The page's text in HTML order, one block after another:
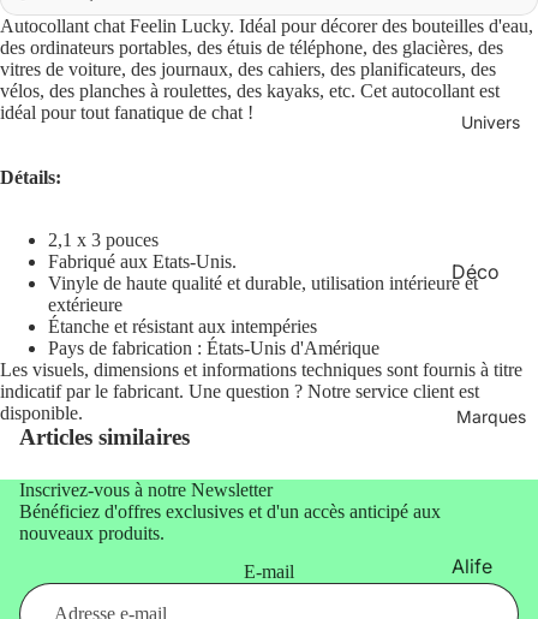
Moins
de 20 €
0 € – 50
Par
x
originau
x
x
humour
Univers
Déco
Bien-
être
Animaux
Marques
Alife
Design
Autocollant chat Feelin Lucky. Idéal pour décorer des bouteilles d'eau,
des ordinateurs portables, des étuis de téléphone, des glacières, des
vitres de voiture, des journaux, des cahiers, des planificateurs, des
vélos, des planches à roulettes, des kayaks, etc. Cet autocollant est
idéal pour tout fanatique de chat !
Détails:
2,1 x 3 pouces
Fabriqué aux Etats-Unis.
Vinyle de haute qualité et durable, utilisation intérieure et
extérieure
Étanche et résistant aux intempéries
Pays de fabrication : États-Unis d'Amérique
Les visuels, dimensions et informations techniques sont fournis à titre
indicatif par le fabricant. Une question ? Notre service client est
disponible.
Articles similaires
Inscrivez-vous à notre Newsletter
Bénéficiez d'offres exclusives et d'un accès anticipé aux
nouveaux produits.
E-mail